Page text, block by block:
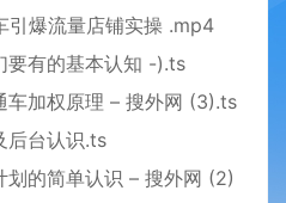
引爆流量店铺实操 .mp4
要有的基本认知 -).ts
车加权原理 – 搜外网 (3).ts
后台认识.ts
划的简单认识 – 搜外网 (2)